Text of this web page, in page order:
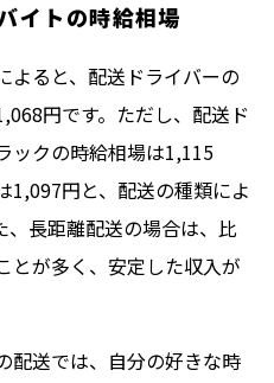
イトの時給相場
よると、配送ドライバーの
円です。ただし、配送ド
ックの時給相場は1,115
1,097円と、配送の種類によ
、長距離配送の場合は、比
とが多く、安定した収入が
配送では、自分の好きな時